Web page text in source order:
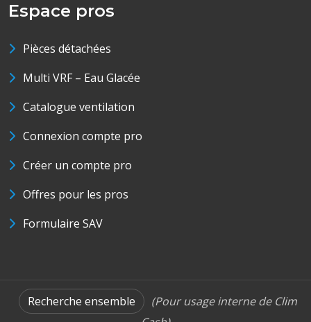
Espace pros
Pièces détachées
Multi VRF – Eau Glacée
Catalogue ventilation
Connexion compte pro
Créer un compte pro
Offres pour les pros
Formulaire SAV
Recherche ensemble
(Pour usage interne de Clim